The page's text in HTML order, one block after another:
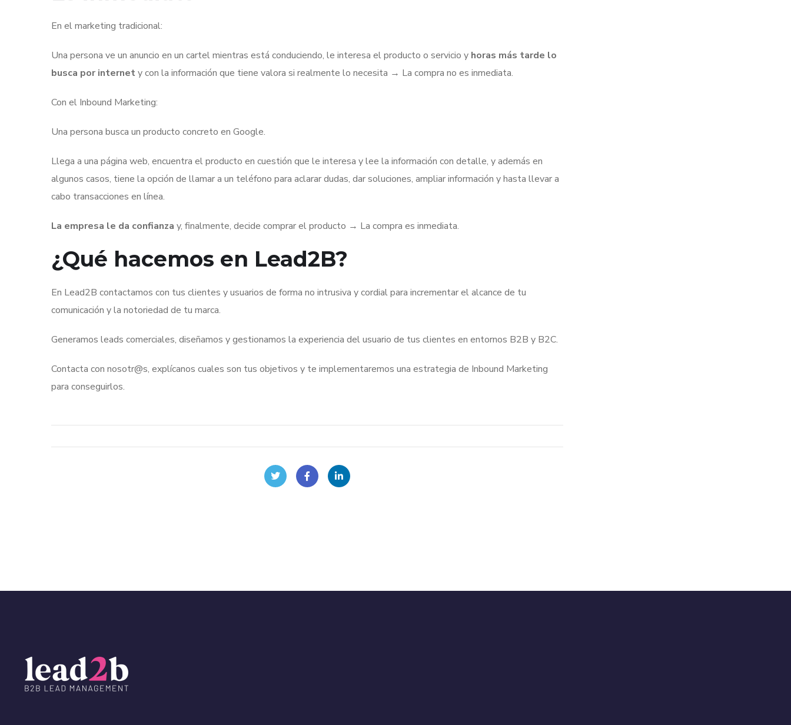
En el marketing tradicional:
Una persona ve un anuncio en un cartel mientras está conduciendo, le interesa el producto o servicio y horas más tarde lo
busca por internety con la información que tiene valora si realmente lo necesita → La compra no es inmediata.
Con el Inbound Marketing:
Una persona busca un producto concreto en Google.
Llega a una página web, encuentra el producto en cuestión que le interesa y lee la información con detalle, y además en
algunos casos, tiene la opción de llamar a un teléfono para aclarar dudas, dar soluciones, ampliar información y hasta llevar a
cabo transacciones en línea.
La empresa le da confianza y, finalmente, decide comprar el producto → La compra es inmediata.
¿Qué hacemos en Lead2B?
En Lead2B contactamos con tus clientes y usuarios de forma no intrusiva y cordial para incrementar el alcance de tu
comunicación y la notoriedad de tu marca.
Generamos leads comerciales, diseñamos y gestionamos la experiencia del usuario de tus clientes en entornos B2B y B2C.
Contacta con nosotr@s, explícanos cuales son tus objetivos y te implementaremos una estrategia de Inbound Marketing
para conseguirlos.